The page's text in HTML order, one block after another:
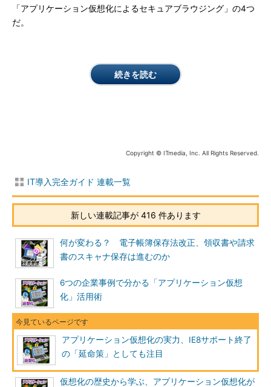
「アプリケーション仮想化によるセキュアブラウジング」の4つ
だ。
続きを読む
Copyright © ITmedia, Inc. All Rights Reserved.
IT導入完全ガイド 連載一覧
新しい連載記事が 416 件あります
何が変わる？ 電子帳簿保存法改正、領収書や請求
書のスキャナ保存は進むのか
6つの企業事例で分かる「アプリケーション仮想
化」活用術
アプリケーション仮想化の実力、IE8サポート終了
の「延命策」としても注目
仮想化の歴史から学ぶ、アプリケーション仮想化が